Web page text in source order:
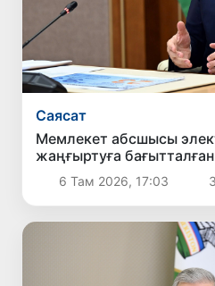
Саясат
Мемлекет абсшысы
жаңғыртуға
танысты
6 Там 2026, 17:03